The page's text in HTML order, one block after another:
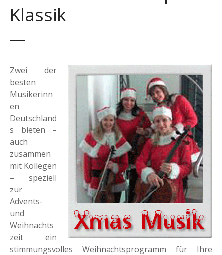
Klassik
Zwei der
besten
Musikerinn
en
Deutschland
s bieten –
auch
zusammen
mit Kollegen
– speziell
zur
Advents-
und
Weihnachts
zeit ein
stimmungsvolles Weihnachtsprogramm für Ihre